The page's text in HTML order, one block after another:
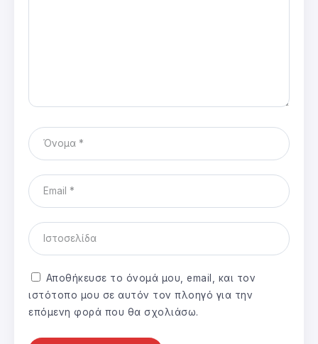
Αποθήκευσε το όνομά μου, email, και τον
ιστότοπο μου σε αυτόν τον πλοηγό για την
επόμενη φορά που θα σχολιάσω.